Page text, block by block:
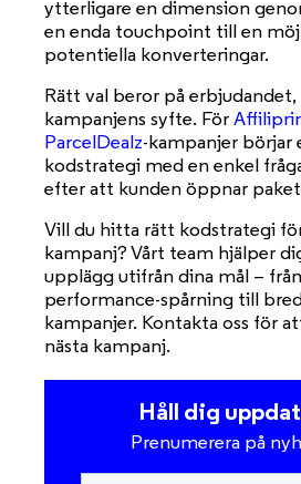
ytterligare en dimension
en enda touchpoint till en
potentiella konverteringar.
Rätt val beror på
kampanjens syfte. För
ParcelDealz-kampanjer börjar
kodstrategi med en enkel
efter att kunden öppnar
Vill du hitta rätt kodstrategi
kampanj? Vårt team hjälper
upplägg utifrån dina mål –
performance-spårning till
kampanjer. Kontakta oss för
nästa kampanj.
Håll dig
Prenumerera på